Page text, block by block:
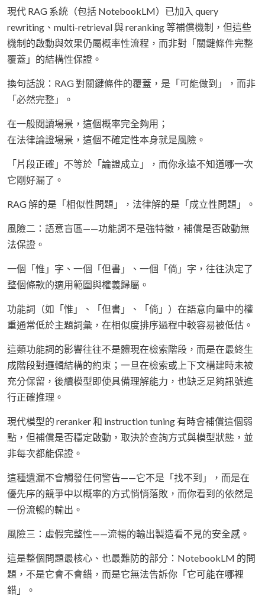
現代 RAG 系統（包括 NotebookLM）已加入 query
rewriting、multi-retrieval 與 reranking 等補償機制，但這些
機制的啟動與效果仍屬概率性流程，而非對「關鍵條件完整
覆蓋」的結構性保證。
換句話說：RAG 對關鍵條件的覆蓋，是「可能做到」，而非
「必然完整」。
在一般閱讀場景，這個概率完全夠用；
在法律論證場景，這個不確定性本身就是風險。
「片段正確」不等於「論證成立」，而你永遠不知道哪一次
它剛好漏了。
RAG 解的是「相似性問題」，法律解的是「成立性問題」。
風險二：語意盲區——功能詞不是強特徵，補償是否啟動無
法保證。
一個「惟」字、一個「但書」、一個「倘」字，往往決定了
整個條款的適用範圍與權義歸屬。
功能詞（如「惟」、「但書」、「倘」）在語意向量中的權
重通常低於主題詞彙，在相似度排序過程中較容易被低估。
這類功能詞的影響往往不是體現在檢索階段，而是在最終生
成階段對邏輯結構的約束；一旦在檢索或上下文構建時未被
充分保留，後續模型即使具備理解能力，也缺乏足夠訊號進
行正確推理。
現代模型的 reranker 和 instruction tuning 有時會補償這個弱
點，但補償是否穩定啟動，取決於查詢方式與模型狀態，並
非每次都能保證。
這種遺漏不會觸發任何警告——它不是「找不到」，而是在
優先序的競爭中以概率的方式悄悄落敗，而你看到的依然是
一份流暢的輸出。
風險三：虛假完整性——流暢的輸出製造看不見的安全感。
這是整個問題最核心、也最難防的部分：NotebookLM 的問
題，不是它會不會錯，而是它無法告訴你「它可能在哪裡
錯」。